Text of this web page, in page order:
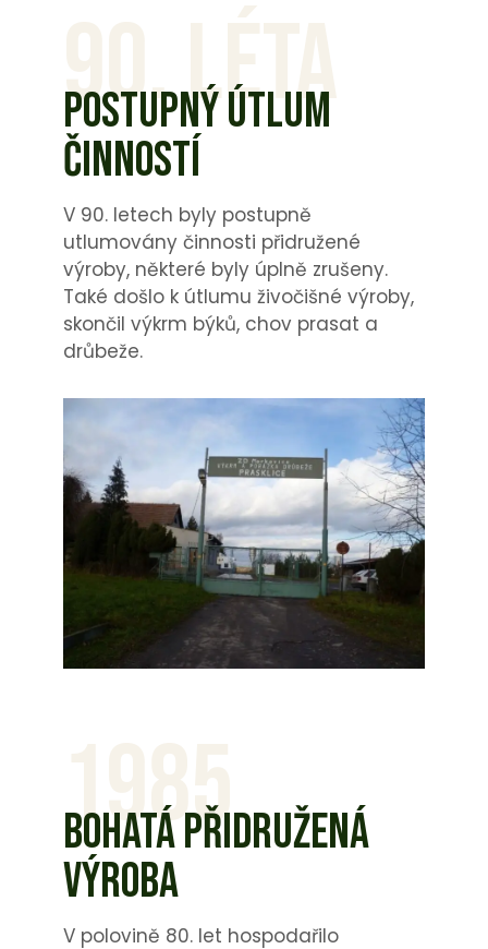
90. LÉTA
POSTUPNÝ ÚTLUM
ČINNOSTÍ
V 90. letech byly postupně
utlumovány činnosti přidružené
výroby, některé byly úplně zrušeny.
Také došlo k útlumu živočišné výroby,
skončil výkrm býků, chov prasat a
drůbeže.
1985
BOHATÁ PŘIDRUŽENÁ
VÝROBA
V polovině 80. let hospodařilo